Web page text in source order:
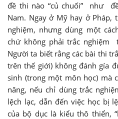
đề thi nào “củ chuối” như
Nam. Ngay ở Mỹ hay ở
nghiệm, nhưng dùng một
chứ không phải trắc nghiệm
Người ta biết rằng các bài thi
trên thế giới) không đánh gía
sinh (trong một môn học) mà
năng, nếu chỉ dùng trắc
lệch lạc, dẫn đến việc học bị
của bộ dục là kiểu thô thiển,